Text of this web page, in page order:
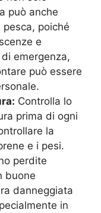
può anche
pesca, poiché
e
emergenza,
può essere
Controlla lo
prima di ogni
la
e i pesi.
perdite
buone
danneggiata
in